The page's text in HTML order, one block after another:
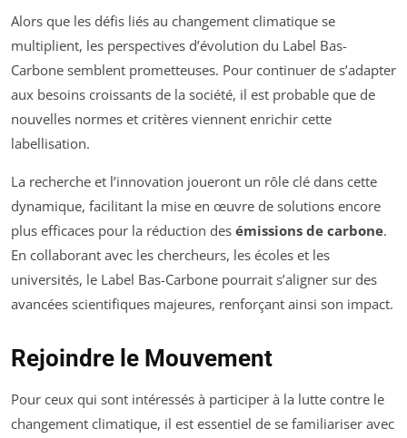
Alors que les défis liés au changement climatique se
multiplient, les perspectives d’évolution du Label Bas-
Carbone semblent prometteuses. Pour continuer de s’adapter
aux besoins croissants de la société, il est probable que de
nouvelles normes et critères viennent enrichir cette
labellisation.
La recherche et l’innovation joueront un rôle clé dans cette
dynamique, facilitant la mise en œuvre de solutions encore
plus efficaces pour la réduction des émissions de carbone.
En collaborant avec les chercheurs, les écoles et les
universités, le Label Bas-Carbone pourrait s’aligner sur des
avancées scientifiques majeures, renforçant ainsi son impact.
Rejoindre le Mouvement
Pour ceux qui sont intéressés à participer à la lutte contre le
changement climatique, il est essentiel de se familiariser avec